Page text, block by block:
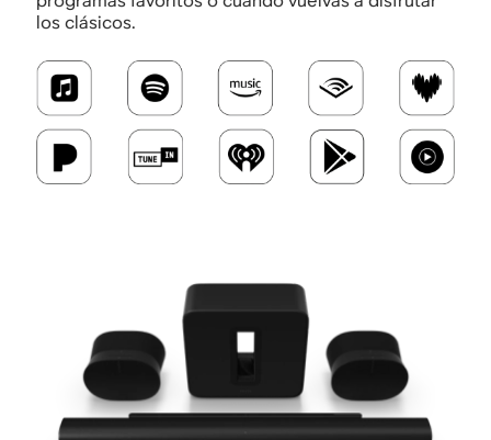
los clásicos.